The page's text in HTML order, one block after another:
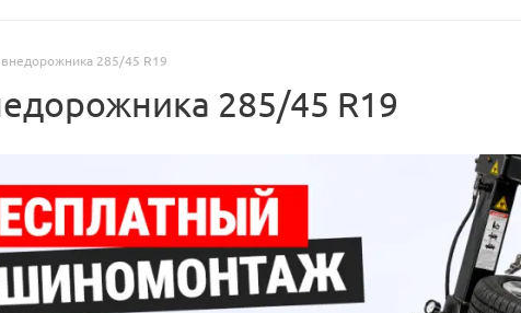
285/45 R19
285/45 R19